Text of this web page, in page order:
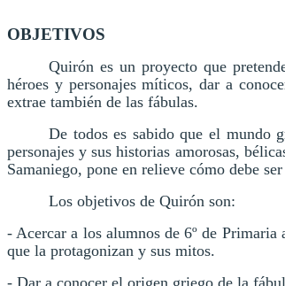
OBJETIVOS
Quirón es un proyecto que
héroes y personajes míticos, dar a
extrae también de las fábulas.
De todos es sabido que el mundo
personajes y sus historias amorosas,
Samaniego, pone en relieve cómo debe
Los objetivos de Quirón son:
- Acercar a los alumnos de 6º de
que la protagonizan y sus mitos.
- Dar a conocer el origen griego de la